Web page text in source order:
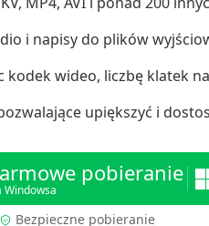
i napisy do plików
kodek wideo, liczbę klatek
upiększyć i
pobieranie
Windowsa
Bezpieczne pobieranie